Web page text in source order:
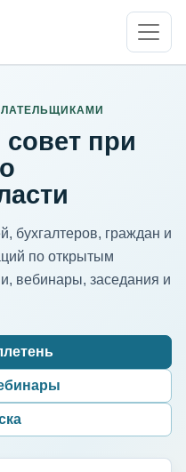
при
бухгалтеров, граждан и
по открытым
вебинары, заседания и